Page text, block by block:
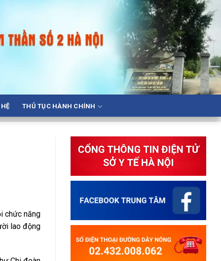
THỦ TỤC HÀNH CHÍNH
chức năng
lao động